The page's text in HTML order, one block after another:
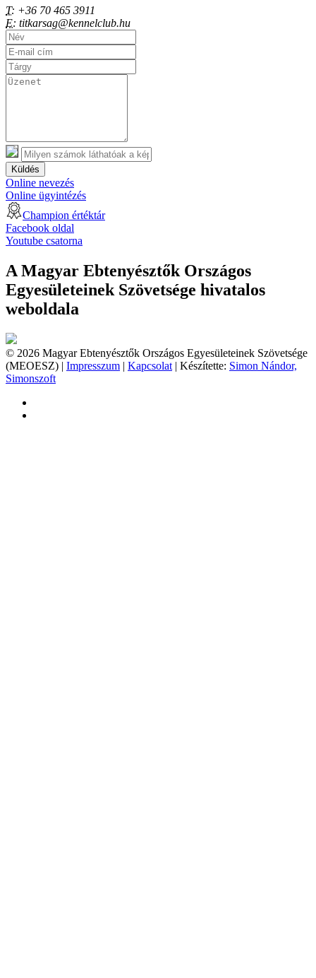
T: +36 70 465 3911
E: titkarsag@kennelclub.hu
Küldés
Online nevezés
Online ügyintézés
Champion értéktár
Facebook oldal
Youtube csatorna
A Magyar Ebtenyésztők Országos
Egyesületeinek Szövetsége hivatalos
weboldala
© 2026 Magyar Ebtenyésztők Országos Egyesületeinek Szövetsége
(MEOESZ) | Impresszum | Kapcsolat | Készítette: Simon Nándor,
Simonszoft